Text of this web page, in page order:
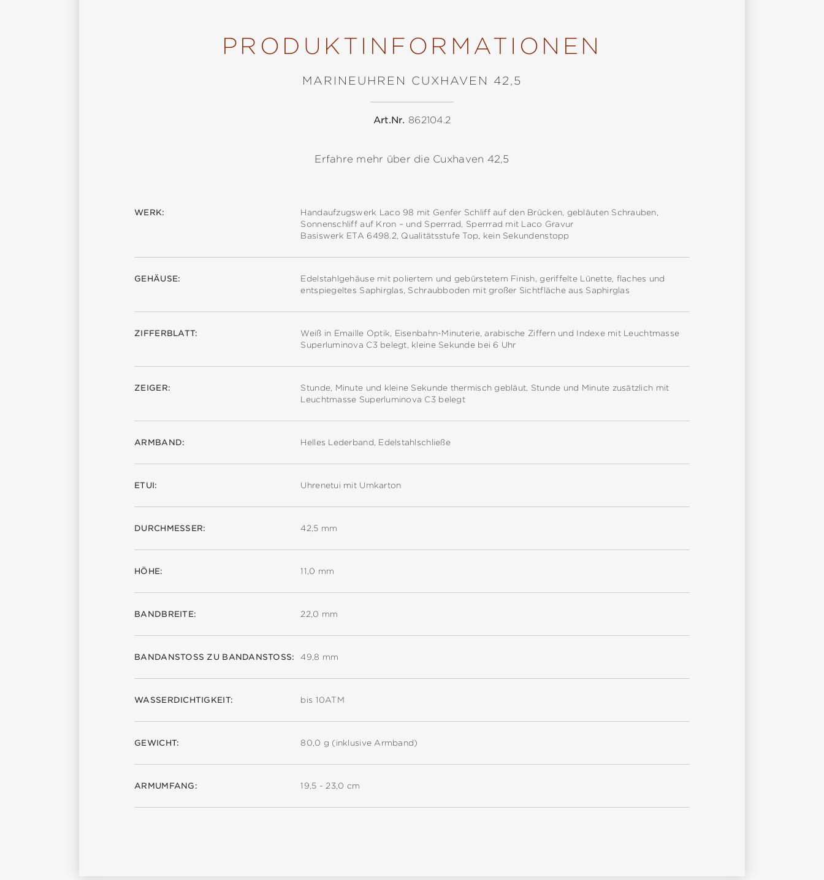
PRODUKTINFORMATIONEN
MARINEUHREN CUXHAVEN 42,5
Art.Nr. 862104.2
Erfahre mehr über die Cuxhaven 42,5
WERK:
Handaufzugswerk Laco 98 mit Genfer Schliff auf den Brücken, gebläuten Schrauben,
Sonnenschliff auf Kron – und Sperrrad, Sperrrad mit Laco Gravur
Basiswerk ETA 6498.2, Qualitätsstufe Top, kein Sekundenstopp
GEHÄUSE:
Edelstahlgehäuse mit poliertem und gebürstetem Finish, geriffelte Lünette, flaches und
entspiegeltes Saphirglas, Schraubboden mit großer Sichtfläche aus Saphirglas
ZIFFERBLATT:
Weiß in Emaille Optik, Eisenbahn-Minuterie, arabische Ziffern und Indexe mit Leuchtmasse
Superluminova C3 belegt, kleine Sekunde bei 6 Uhr
ZEIGER:
Stunde, Minute und kleine Sekunde thermisch gebläut, Stunde und Minute zusätzlich mit
Leuchtmasse Superluminova C3 belegt
ARMBAND: Helles Lederband, Edelstahlschließe
ETUI: Uhrenetui mit Umkarton
DURCHMESSER: 42,5 mm
HÖHE: 11,0 mm
BANDBREITE: 22,0 mm
BANDANSTOSS ZU BANDANSTOSS: 49,8 mm
WASSERDICHTIGKEIT: bis 10ATM
GEWICHT: 80,0 g (inklusive Armband)
ARMUMFANG: 19,5 - 23,0 cm